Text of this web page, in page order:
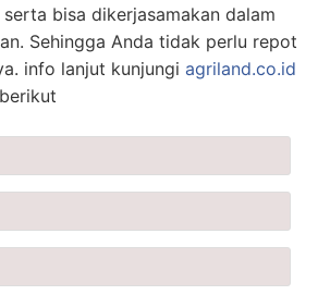
bisa dikerjasamakan dalam
Sehingga Anda tidak perlu repot
info lanjut kunjungi agriland.co.id